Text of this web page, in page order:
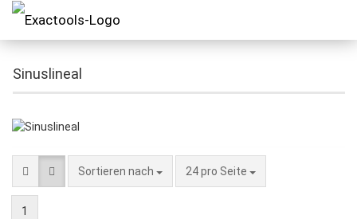
Sinuslineal
Sortieren nach 24 pro Seite
1